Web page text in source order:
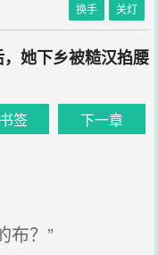
换手 关灯
她下乡被糙汉掐腰
签 下一章
布？”